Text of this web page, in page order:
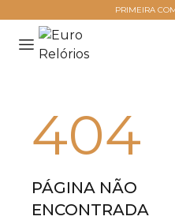
PRIMEIRA
404
PÁGINA NÃO
ENCONTRADA